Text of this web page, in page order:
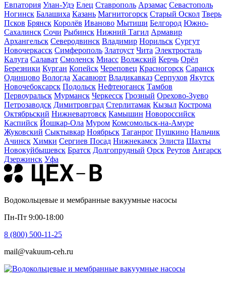
Евпатория Улан-Удэ Елец Ставрополь Арзамас Севастополь
Ногинск Балашиха Казань Магнитогорск Старый Оскол Тверь
Псков Брянск Королёв Иваново Мытищи Белгород Южно-
Сахалинск Сочи Рыбинск Нижний Тагил Армавир
Архангельск Северодвинск Владимир Норильск Сургут
Новочеркасск Симферополь Златоуст Чита Электросталь
Калуга Салават Смоленск Миасс Волжский Керчь Орёл
Березники Курган Копейск Череповец Красногорск Саранск
Одинцово Вологда Хасавюрт Владикавказ Серпухов Якутск
Новочебоксарск Подольск Нефтеюганск Тамбов
Первоуральск Мурманск Черкесск Грозный Орехово-Зуево
Петрозаводск Димитровград Стерлитамак Кызыл Кострома
Октябрьский Нижневартовск Камышин Новороссийск
Каспийск Йошкар-Ола Муром Комсомольск-на-Амуре
Жуковский Сыктывкар Ноябрьск Таганрог Пушкино Нальчик
Ачинск Химки Сергиев Посад Нижнекамск Элиста Шахты
Новокуйбышевск Братск Долгопрудный Орск Реутов Ангарск
Дзержинск Уфа
Водокольцевые и мембранные вакуумные насосы
Пн-Пт 9:00-18:00
8 (800) 500-11-25
mail@vakuum-ceh.ru